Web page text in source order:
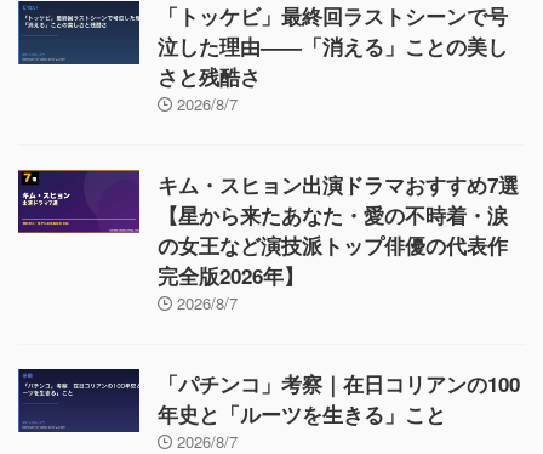
「トッケビ」最終回ラストシーンで号
泣した理由——「消える」ことの美し
さと残酷さ
2026/8/7
キム・スヒョン出演ドラマおすすめ7選
【星から来たあなた・愛の不時着・涙
の女王など演技派トップ俳優の代表作
完全版2026年】
2026/8/7
「パチンコ」考察｜在日コリアンの100
年史と「ルーツを生きる」こと
2026/8/7